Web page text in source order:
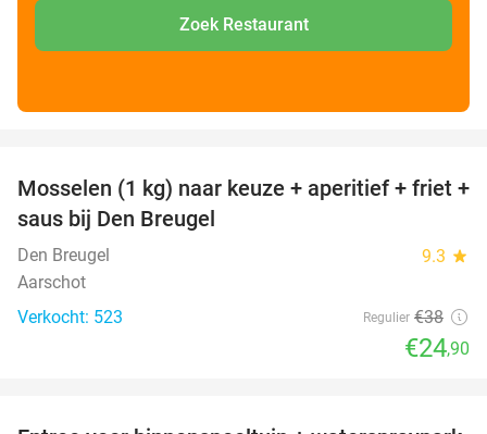
Zoek Restaurant
34%
Mosselen (1 kg) naar keuze + aperitief + friet +
saus bij Den Breugel
Den Breugel 9.3 star
Aarschot
Verkocht: 523
Regulier €38
€24,90